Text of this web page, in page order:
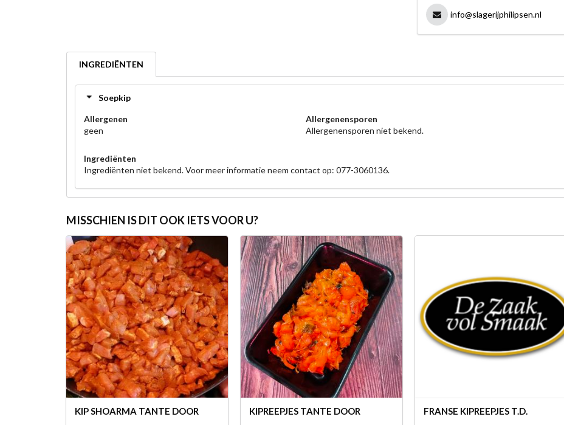
info@slagerijphilipsen.nl
INGREDIËNTEN
Soepkip
Allergenen
geen
Allergenensporen
Allergenensporen niet bekend.
Ingrediënten
Ingrediënten niet bekend. Voor meer informatie neem contact op: 077-3060136.
MISSCHIEN IS DIT OOK IETS VOOR U?
KIP SHOARMA TANTE DOOR KIPREEPJES TANTE DOOR FRANSE KIPREEPJES T.D.